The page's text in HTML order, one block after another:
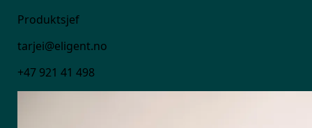
Produktsjef
tarjei@eligent.no
+47 921 41 498